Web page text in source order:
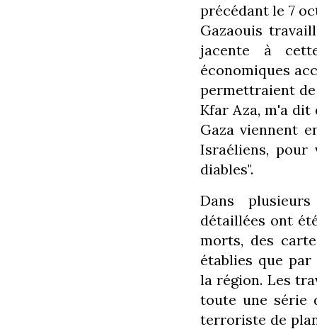
précédant le 7
Gazaouis
jacente à
économiques
permettraient
Kfar Aza, m'a
Gaza viennent
Israéliens, pour
diables".
Dans
détaillées ont
morts, des
établies que
la région. Les
toute une série
terroriste de